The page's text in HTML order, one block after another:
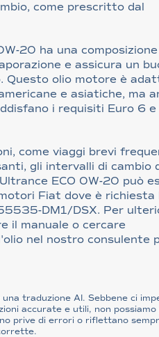
come prescritto dal
20 ha una
e assicura un
Questo olio motore è
e asiatiche, ma
i requisiti Euro 6 e
come viaggi brevi
gli intervalli di cambio
ECO 0W-20 può
Fiat dove è richiesta
DM1/DSX. Per
il manuale o cercare
nel nostro consulente
una traduzione AI. Sebbene ci
accurate e utili, non
prive di errori o riflettano